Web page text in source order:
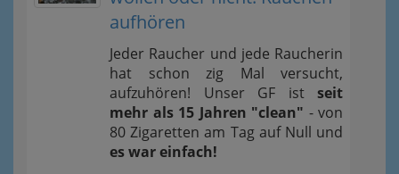
aufhören
Jeder Raucher und jede Raucherin
hat schon zig Mal versucht,
aufzuhören! Unser GF ist seit
mehr als 15 Jahren "clean" - von
80 Zigaretten am Tag auf Null und
es war einfach!